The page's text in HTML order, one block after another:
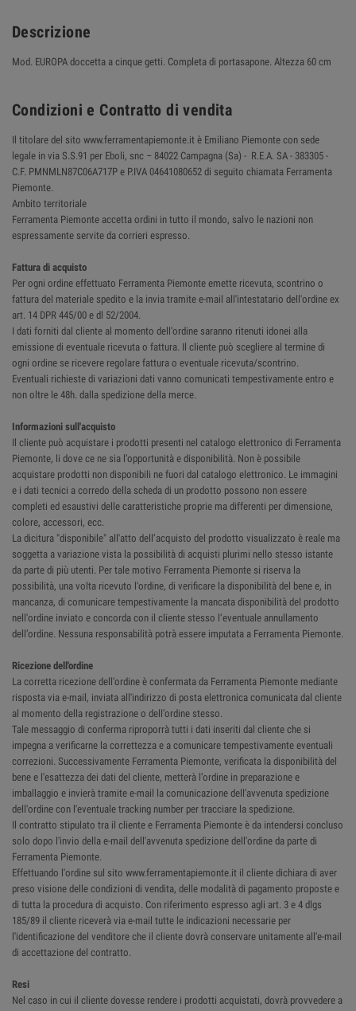
Descrizione
Mod. EUROPA doccetta a cinque getti. Completa di portasapone. Altezza 60 cm
Condizioni e Contratto di vendita
Il titolare del sito www.ferramentapiemonte.it è Emiliano Piemonte con sede
legale in via S.S.91 per Eboli, snc – 84022 Campagna (Sa) - R.E.A. SA - 383305 -
C.F. PMNMLN87C06A717P e P.IVA 04641080652 di seguito chiamata Ferramenta
Piemonte.
Ambito territoriale
Ferramenta Piemonte accetta ordini in tutto il mondo, salvo le nazioni non
espressamente servite da corrieri espresso.
Fattura di acquisto
Per ogni ordine effettuato Ferramenta Piemonte emette ricevuta, scontrino o
fattura del materiale spedito e la invia tramite e-mail all'intestatario dell'ordine ex
art. 14 DPR 445/00 e dl 52/2004.
I dati forniti dal cliente al momento dell'ordine saranno ritenuti idonei alla
emissione di eventuale ricevuta o fattura. Il cliente può scegliere al termine di
ogni ordine se ricevere regolare fattura o eventuale ricevuta/scontrino.
Eventuali richieste di variazioni dati vanno comunicati tempestivamente entro e
non oltre le 48h. dalla spedizione della merce.
Informazioni sull'acquisto
Il cliente può acquistare i prodotti presenti nel catalogo elettronico di Ferramenta
Piemonte, li dove ce ne sia l’opportunità e disponibilità. Non è possibile
acquistare prodotti non disponibili ne fuori dal catalogo elettronico. Le immagini
e i dati tecnici a corredo della scheda di un prodotto possono non essere
completi ed esaustivi delle caratteristiche proprie ma differenti per dimensione,
colore, accessori, ecc.
La dicitura "disponibile" all'atto dell’acquisto del prodotto visualizzato è reale ma
soggetta a variazione vista la possibilità di acquisti plurimi nello stesso istante
da parte di più utenti. Per tale motivo Ferramenta Piemonte si riserva la
possibilità, una volta ricevuto l'ordine, di verificare la disponibilità del bene e, in
mancanza, di comunicare tempestivamente la mancata disponibilità del prodotto
nell'ordine inviato e concorda con il cliente stesso l’eventuale annullamento
dell’ordine. Nessuna responsabilità potrà essere imputata a Ferramenta Piemonte.
Ricezione dell'ordine
La corretta ricezione dell'ordine è confermata da Ferramenta Piemonte mediante
risposta via e-mail, inviata all'indirizzo di posta elettronica comunicata dal cliente
al momento della registrazione o dell’ordine stesso.
Tale messaggio di conferma riproporrà tutti i dati inseriti dal cliente che si
impegna a verificarne la correttezza e a comunicare tempestivamente eventuali
correzioni. Successivamente Ferramenta Piemonte, verificata la disponibilità del
bene e l'esattezza dei dati del cliente, metterà l’ordine in preparazione e
imballaggio e invierà tramite e-mail la comunicazione dell'avvenuta spedizione
dell'ordine con l'eventuale tracking number per tracciare la spedizione.
Il contratto stipulato tra il cliente e Ferramenta Piemonte è da intendersi concluso
solo dopo l'invio della e-mail dell'avvenuta spedizione dell'ordine da parte di
Ferramenta Piemonte.
Effettuando l'ordine sul sito www.ferramentapiemonte.it il cliente dichiara di aver
preso visione delle condizioni di vendita, delle modalità di pagamento proposte e
di tutta la procedura di acquisto. Con riferimento espresso agli art. 3 e 4 dlgs
185/89 il cliente riceverà via e-mail tutte le indicazioni necessarie per
l'identificazione del venditore che il cliente dovrà conservare unitamente all'e-mail
di accettazione del contratto.
Resi
Nel caso in cui il cliente dovesse rendere i prodotti acquistati, dovrà provvedere a